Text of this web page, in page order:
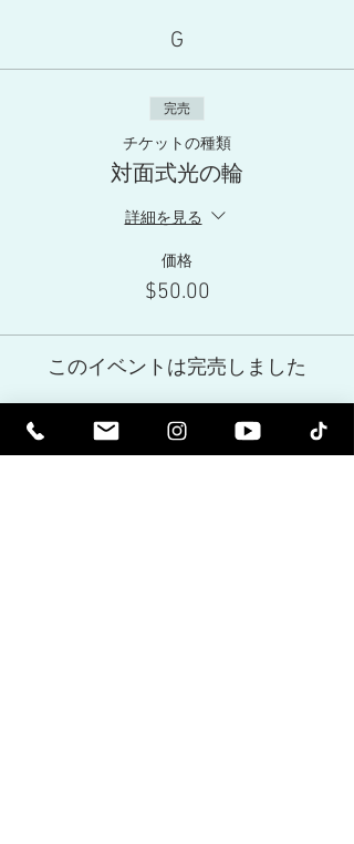
G
完売
チケットの種類
対面式光の輪
詳細を見る
価格
$50.00
このイベントは完売しました